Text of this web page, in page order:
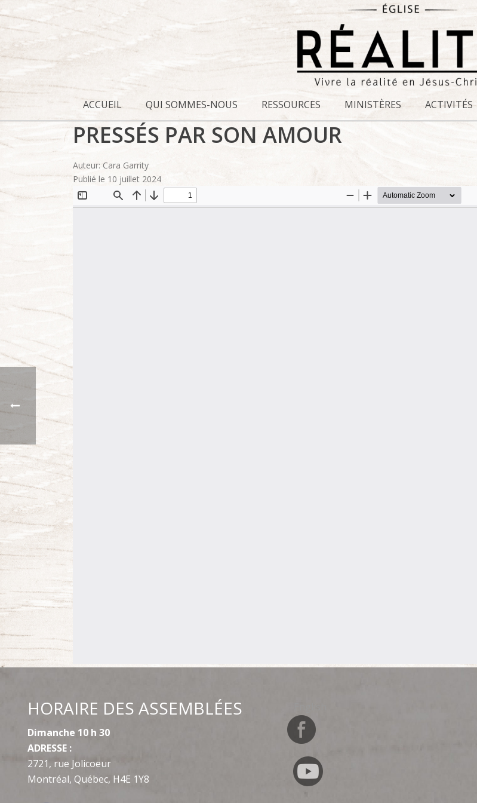
ACCUEIL QUI SOMMES-NOUS RESSOURCES MINISTÈRES ACTIVITÉS
PRESSÉS PAR SON AMOUR
Auteur: Cara Garrity
Publié le 10 juillet 2024
HORAIRE DES ASSEMBLÉES
Dimanche 10 h 30
ADRESSE :
2721, rue Jolicoeur
Montréal, Québec, H4E 1Y8